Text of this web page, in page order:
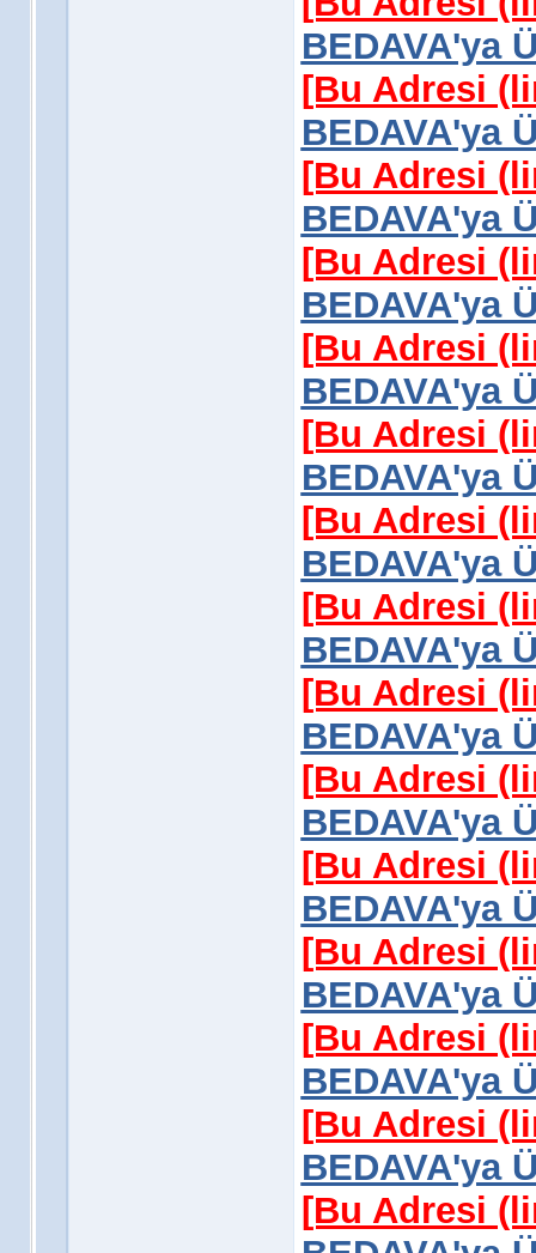
BEDAVA'ya
[Bu Adresi
BEDAVA'ya
[Bu Adresi
BEDAVA'ya
[Bu Adresi
BEDAVA'ya
[Bu Adresi
BEDAVA'ya
[Bu Adresi
BEDAVA'ya
[Bu Adresi
BEDAVA'ya
[Bu Adresi
BEDAVA'ya
[Bu Adresi
BEDAVA'ya
[Bu Adresi
BEDAVA'ya
[Bu Adresi
BEDAVA'ya
[Bu Adresi
BEDAVA'ya
[Bu Adresi
BEDAVA'ya
[Bu Adresi
BEDAVA'ya
[Bu Adresi